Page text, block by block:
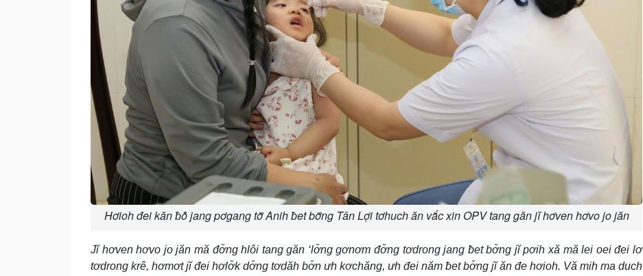
Hơioh đei kăn ƀô̆ jang pơgang tơ̆ Anih ƀet bơ̆ng Tân Lợi tơhuch ăn vắc xin OPV tang găn jĭ hơven hơvo jo jăn
Jĭ hơven hơvo jo jăn mă đơ̆ng hlôi tang găn ‘lơ̆ng gơnơm đơ̆ng tơdrong jang ƀet bơ̆ng jĭ pơih xă mă lei oei đei lơ
tơdrong krê, hơmơt jĭ đei hơlơ̆k dơ̆ng tơdăh bơ̆n ưh kơchăng, ưh đei năm ƀet bơ̆ng jĭ ăn đe hơioh. Vă mih ma duch